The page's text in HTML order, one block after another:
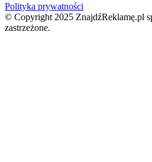
Polityka prywatności
© Copyright 2025 ZnajdźReklamę.pl
zastrzeżone.